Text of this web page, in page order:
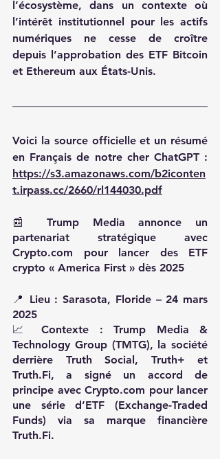
l’écosystème, dans un contexte où
l’intérêt institutionnel pour les actifs
numériques ne cesse de croître
depuis l’approbation des ETF Bitcoin
et Ethereum aux États-Unis.
Voici la source officielle et un résumé
https://s3.amazonaws.com/b2iconten
t.irpass.cc/2660/rl144030.pdf
📰 Trump Media annonce un
Crypto.com pour lancer des ETF
crypto « America First » dès 2025
📍 Lieu : Sarasota, Floride – 24 mars
2025
📈 Contexte : Trump Media &
Technology Group (TMTG), la société
Truth.Fi, a signé un accord de
principe avec Crypto.com pour lancer
une série d’ETF (Exchange-Traded
Truth.Fi.